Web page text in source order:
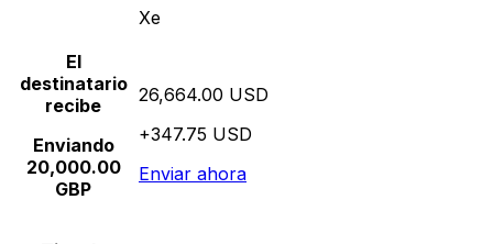
Xe
El
destinatario
recibe
Enviando
20,000.00
GBP
26,664.00 USD
+347.75 USD
Enviar ahora